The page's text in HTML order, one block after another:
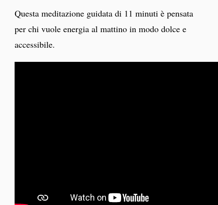
Questa meditazione guidata di 11 minuti è pensata
per chi vuole energia al mattino in modo dolce e
accessibile.